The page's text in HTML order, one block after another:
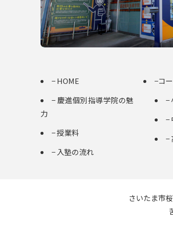
− HOME
− 慶進個別指導学院の魅
力
− 授業料
− 入塾の流れ
−コ
−
−
−
さいたま市